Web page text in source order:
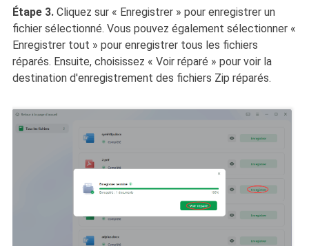
Étape 3.Cliquez sur « Enregistrer » pour enregistrer un
fichier sélectionné. Vous pouvez également sélectionner «
Enregistrer tout » pour enregistrer tous les fichiers
réparés. Ensuite, choisissez « Voir réparé » pour voir la
destination d'enregistrement des fichiers Zip réparés.